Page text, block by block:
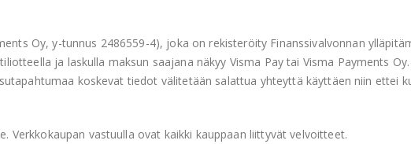
Oy, y-tunnus 2486559-4), joka on rekisteröity Finanssivalvonnan
ja laskulla maksun saajana näkyy Visma Pay tai Visma Payments
koskevat tiedot välitetään salattua yhteyttä käyttäen niin ettei
Verkkokaupan vastuulla ovat kaikki kauppaan liittyvät velvoitteet.